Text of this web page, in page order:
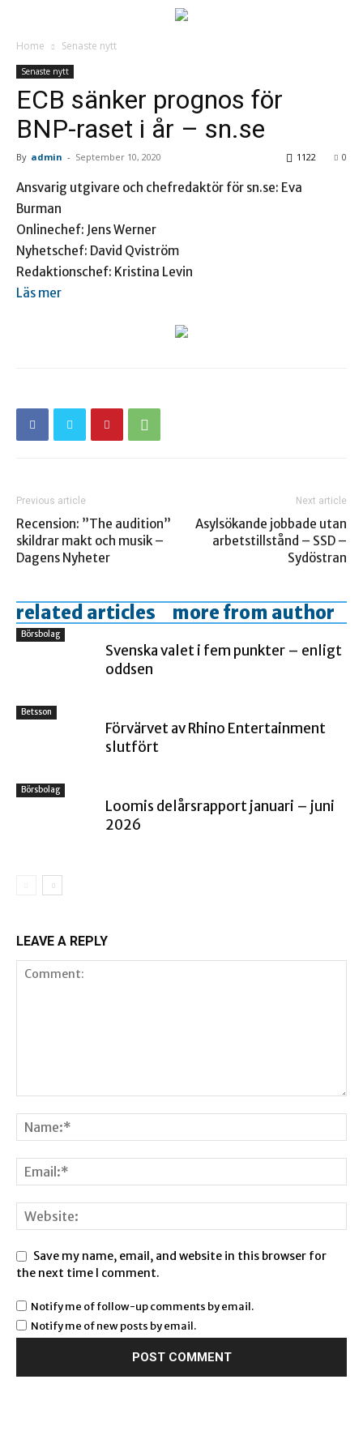
Home Senaste nytt
Senaste nytt
ECB sänker prognos för
BNP-raset i år – sn.se
By admin - September 10, 2020 0
1122
Ansvarig utgivare och chefredaktör för sn.se: Eva
Burman
Onlinechef: Jens Werner
Nyhetschef: David Qviström
Redaktionschef: Kristina Levin
Läs mer
Previous article
Recension: ”The audition”
skildrar makt och musik –
Dagens Nyheter
Next article
Asylsökande jobbade utan
arbetstillstånd – SSD –
Sydöstran
related articles more from author
Börsbolag
Svenska valet i fem punkter – enligt
oddsen
Betsson
Förvärvet av Rhino Entertainment
slutfört
Börsbolag
Loomis delårsrapport januari – juni
2026
LEAVE A REPLY
Save my name, email, and website in this browser for
the next time I comment.
Notify me of follow-up comments by email.
Notify me of new posts by email.